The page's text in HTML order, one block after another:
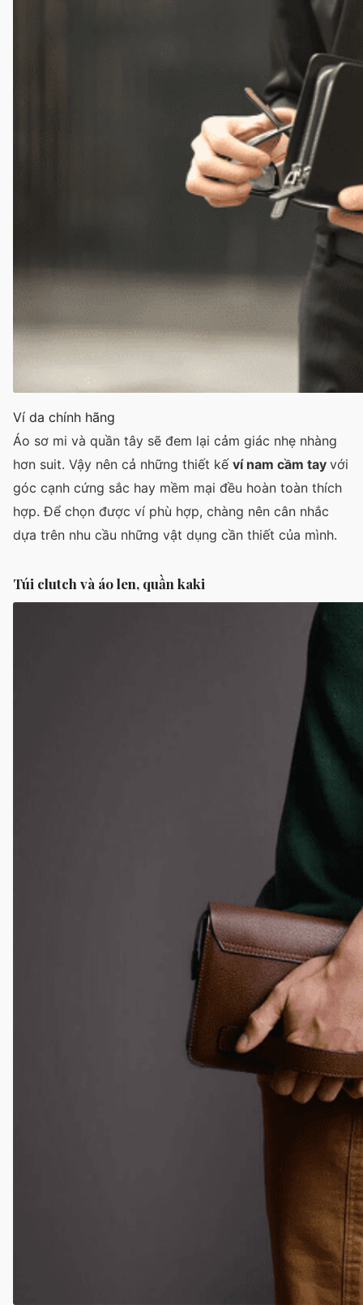
Ví da chính hãng
Áo sơ mi và quần tây sẽ đem lại cảm giác nhẹ nhàng
hơn suit. Vậy nên cả những thiết kế ví nam cầm tay với
góc cạnh cứng sắc hay mềm mại đều hoàn toàn thích
hợp. Để chọn được ví phù hợp, chàng nên cân nhắc
dựa trên nhu cầu những vật dụng cần thiết của mình.
Túi clutch và áo len, quần kaki